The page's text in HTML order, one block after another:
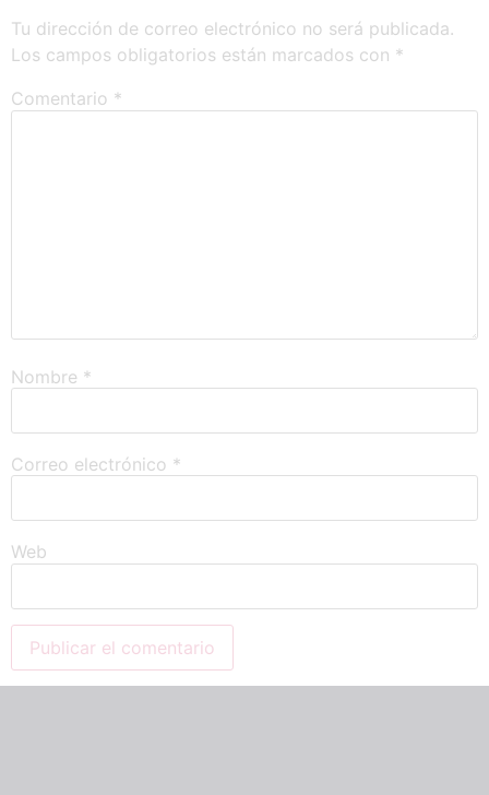
Tu dirección de correo electrónico no será publicada.
Los campos obligatorios están marcados con *
Comentario *
Nombre *
Correo electrónico *
Web